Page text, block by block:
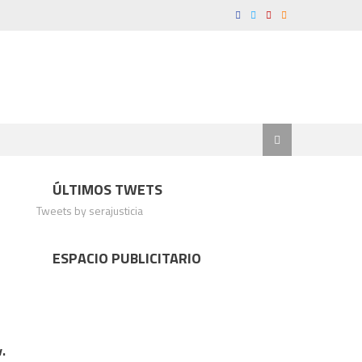
ÚLTIMOS TWETS
Tweets by serajusticia
ESPACIO PUBLICITARIO